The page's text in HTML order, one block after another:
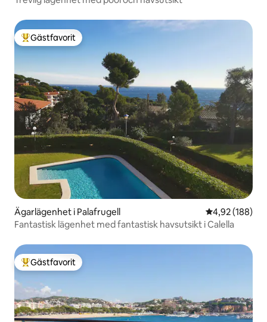
Populär gästfavorit
Gästfavorit
Ägarlägenhet i Palafrugell 4,92 av 5 i
4,92 (188)
Fantastisk lägenhet med fantastisk havsutsikt i Calella
Populär gästfavorit
Gästfavorit